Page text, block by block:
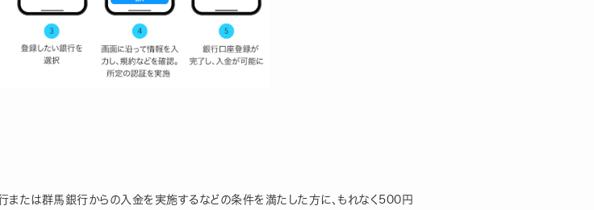
または群馬銀行からの入金を実施するなどの条件を満たした方に、もれなく500円